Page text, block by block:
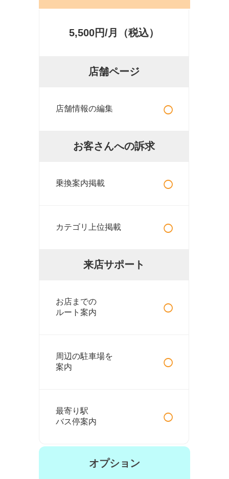
5,500円/月（税込）
店舗ページ
店舗情報の編集 ○
お客さんへの訴求
乗換案内掲載 ○
カテゴリ上位掲載 ○
来店サポート
お店までの
ルート案内
○
周辺の駐車場を
案内
○
最寄り駅
バス停案内
○
オプション